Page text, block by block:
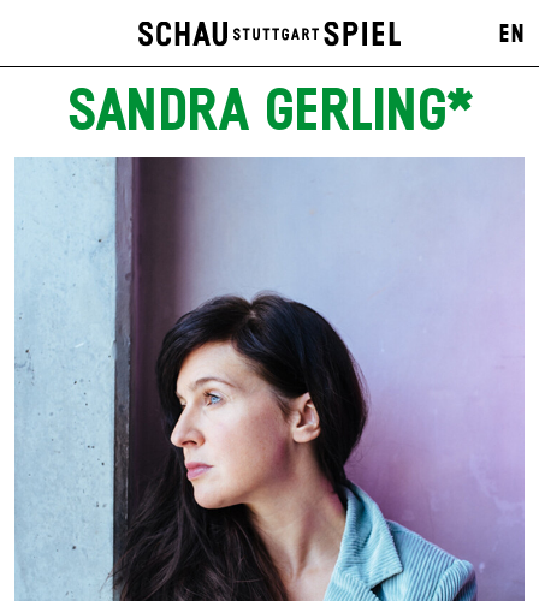
EN
SANDRA GERLING*